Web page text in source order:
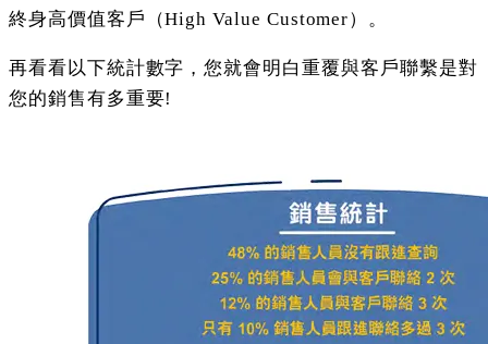
終身高價值客戶（High Value Customer）。
再看看以下統計數字，您就會明白重覆與客戶聯繫是對
您的銷售有多重要!